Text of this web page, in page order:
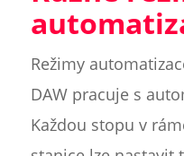
Režimy
DAW pracuje s
Každou stopu v